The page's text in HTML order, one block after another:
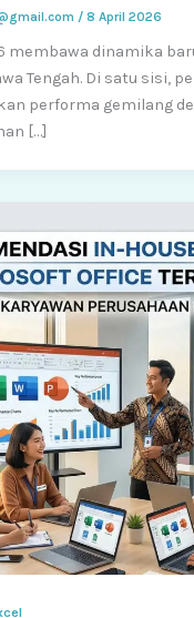
/8 April 2026
membawa dinamika
Tengah. Di satu sisi,
performa gemilang
[…]